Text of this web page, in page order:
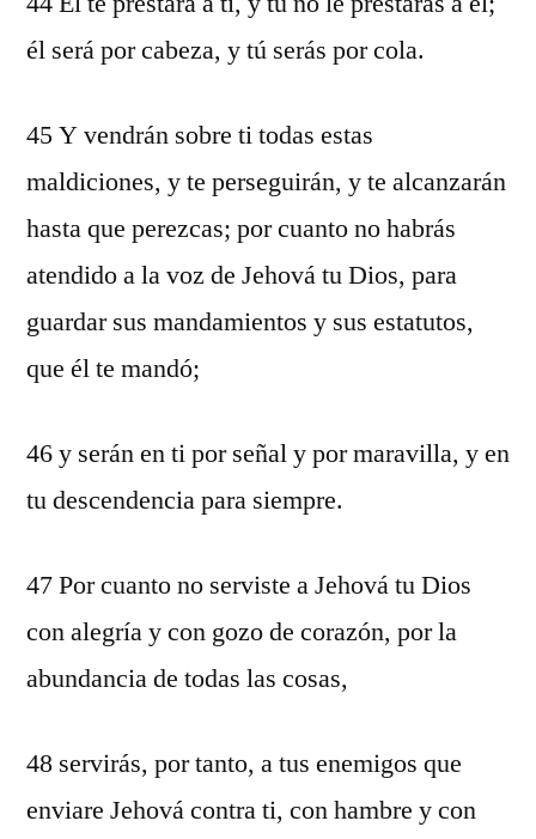
él será por cabeza, y tú serás por cola.
45 Y vendrán sobre ti todas estas
maldiciones, y te perseguirán, y te alcanzarán
hasta que perezcas; por cuanto no habrás
atendido a la voz de Jehová tu Dios, para
guardar sus mandamientos y sus estatutos,
que él te mandó;
46 y serán en ti por señal y por maravilla, y en
tu descendencia para siempre.
47 Por cuanto no serviste a Jehová tu Dios
con alegría y con gozo de corazón, por la
abundancia de todas las cosas,
48 servirás, por tanto, a tus enemigos que
enviare Jehová contra ti, con hambre y con